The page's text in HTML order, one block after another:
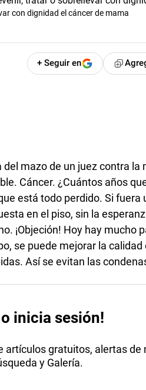
con dignidad el cáncer de mama
+ Seguir en
mazo de un juez contra la
Cáncer. ¿Cuántos años
está todo perdido. Si fuera
en el piso, sin la
¡Objeción! Hoy hay mucho
se puede mejorar la calidad
Así se evitan las
inicia sesión!
artículos gratuitos, alertas de
y Galería.